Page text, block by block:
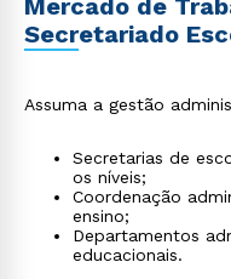
Mercado de
Secretariado
Assuma a gestão
Secretarias de
os níveis;
Coordenação
ensino;
Departamentos
educacionais.